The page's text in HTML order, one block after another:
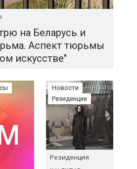
на Беларусь и
Аспект тюрьмы
искусстве"
Резиденции
Новости
Резиденция